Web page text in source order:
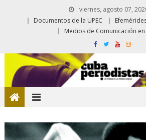
viernes, agosto 07,
Documentos de la UPEC
Medios de Comunicación en